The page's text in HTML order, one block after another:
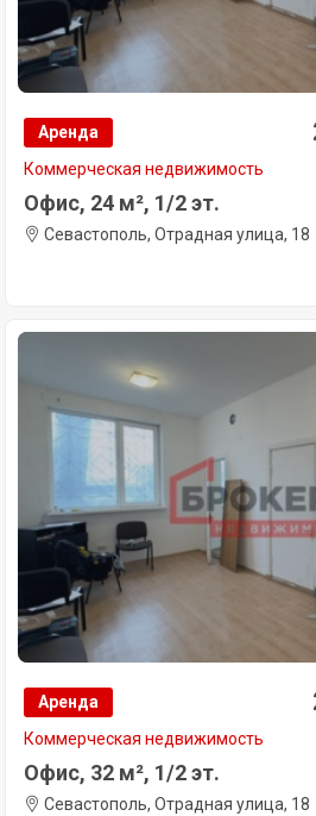
Аренда
Коммерческая недвижимость
Офис, 24 м², 1/2 эт.
Севастополь, Отрадная улица, 18
Аренда
Коммерческая недвижимость
Офис, 32 м², 1/2 эт.
Севастополь, Отрадная улица, 18